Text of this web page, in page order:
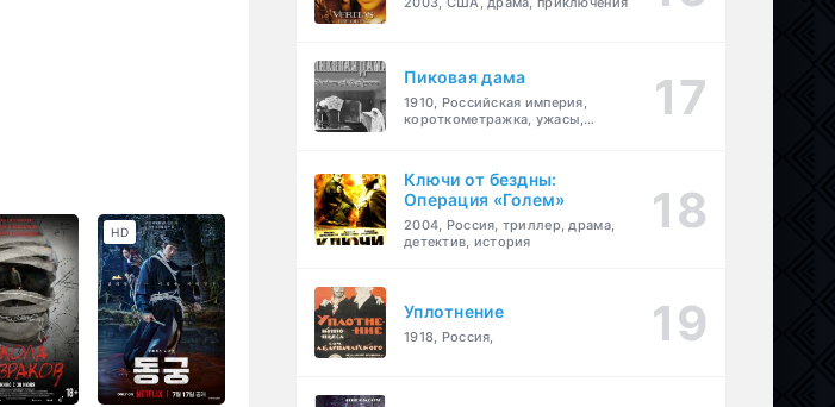
HD
Пиковая дама
1910, Российская империя,
короткометражка, ужасы,
Ключи от бездны:
Операция «Голем»
2004, Россия, триллер, драма,
детектив, история
Уплотнение
1918, Россия,